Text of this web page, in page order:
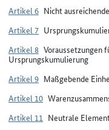
Artikel 6 Nicht
Artikel 7
Artikel 8 Voraussetzungen
Ursprungskumulierung
Artikel 9 Maßgebende
Artikel 10
Artikel 11 Neutrale